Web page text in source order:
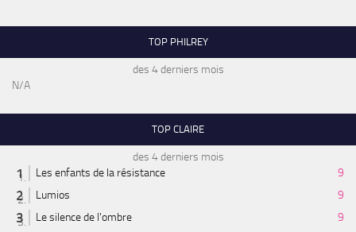
TOP PHILREY
des 4 derniers mois
N/A
TOP CLAIRE
des 4 derniers mois
Les enfants de la résistance
9
Lumios
9
Le silence de l'ombre
9